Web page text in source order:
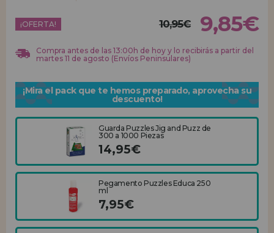
REGISTRO DISTRIBUIDOR
¡OFERTA! 10,95€ 9,85€
Compra antes de las 13:00h de hoy y lo recibirás a partir del
martes 11 de agosto (Envíos Peninsulares)
¡Mira el pack que te hemos preparado, aprovecha su
descuento!
Guarda Puzzles Jig and Puzz de
300 a 1000 Piezas
14,95€
Pegamento Puzzles Educa 250
ml
7,95€